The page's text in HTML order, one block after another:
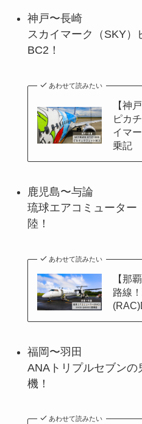
神戸〜長崎
スカイマーク（SKY）
BC2！
あわせて読みたい
【神
ピカ
イマ
乗記
鹿児島〜与論
琉球エアコミューター
陸！
あわせて読みたい
【那
路線
福岡〜羽田
ANAトリプルセブン
機！
あわせて読みたい